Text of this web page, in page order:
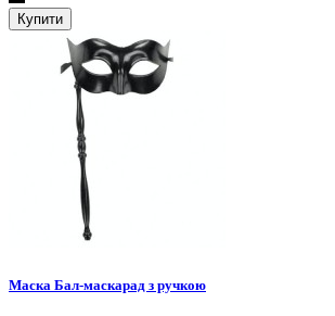
Купити
Маска Бал-маскарад з ручкою